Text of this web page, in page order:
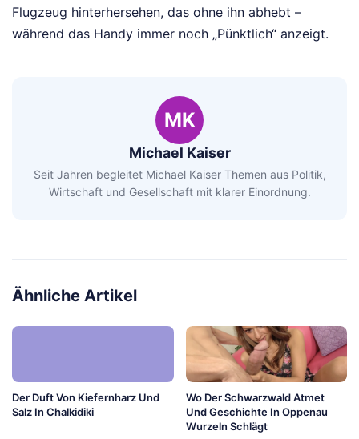
Flugzeug hinterhersehen, das ohne ihn abhebt –
während das Handy immer noch „Pünktlich“ anzeigt.
MK
Michael Kaiser
Seit Jahren begleitet Michael Kaiser Themen aus Politik,
Wirtschaft und Gesellschaft mit klarer Einordnung.
Ähnliche Artikel
Der Duft Von Kiefernharz Und
Salz In Chalkidiki
Wo Der Schwarzwald Atmet
Und Geschichte In Oppenau
Wurzeln Schlägt